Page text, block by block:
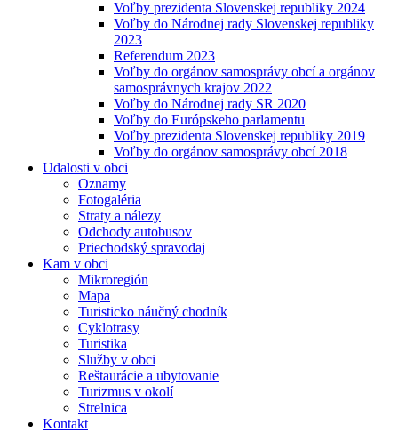
Voľby prezidenta Slovenskej republiky 2024
Voľby do Národnej rady Slovenskej republiky
2023
Referendum 2023
Voľby do orgánov samosprávy obcí a orgánov
samosprávnych krajov 2022
Voľby do Národnej rady SR 2020
Voľby do Európskeho parlamentu
Voľby prezidenta Slovenskej republiky 2019
Voľby do orgánov samosprávy obcí 2018
Udalosti v obci
Oznamy
Fotogaléria
Straty a nálezy
Odchody autobusov
Priechodský spravodaj
Kam v obci
Mikroregión
Mapa
Turisticko náučný chodník
Cyklotrasy
Turistika
Služby v obci
Reštaurácie a ubytovanie
Turizmus v okolí
Strelnica
Kontakt